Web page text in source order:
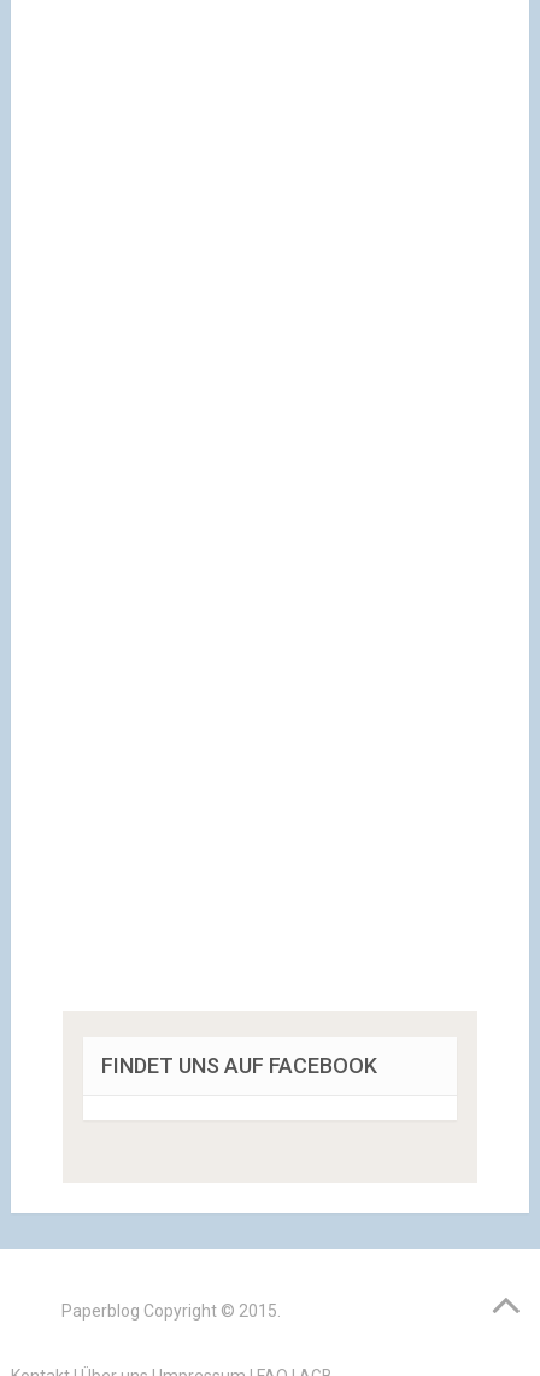
FINDET UNS AUF FACEBOOK
Paperblog Copyright © 2015.